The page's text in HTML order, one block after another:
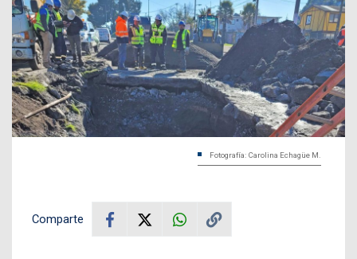
Fotografía: Carolina Echagüe M.
Comparte